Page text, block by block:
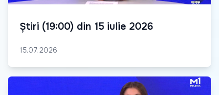
Știri (19:00) din 15 iulie 2026
15.07.2026